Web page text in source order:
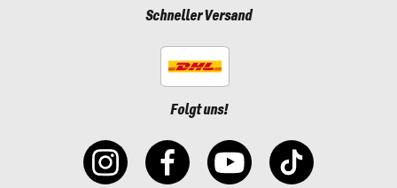
Schneller Versand
Folgt uns!